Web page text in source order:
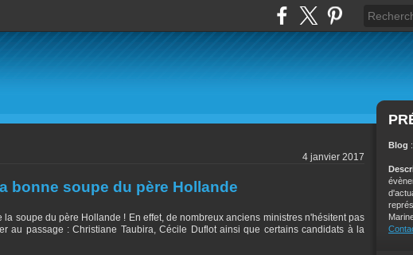
4 janvier 2017
bonne soupe du père Hollande
la soupe du père Hollande ! En effet, de nombreux anciens ministres n'hésitent pas
au passage : Christiane Taubira, Cécile Duflot ainsi que certains candidats à la
Blog